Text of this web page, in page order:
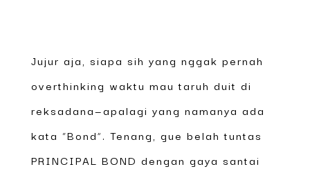
Jujur aja, siapa sih yang nggak pernah
overthinking waktu mau taruh duit di
reksadana—apalagi yang namanya ada
kata “Bond”. Tenang, gue belah tuntas
PRINCIPAL BOND dengan gaya santai